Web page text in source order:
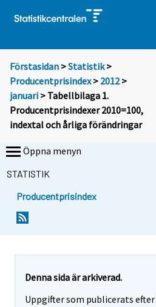
Förstasidan >Statistik >
Producentprisindex> 2012>
januari > Tabellbilaga 1.
Producentprisindexer 2010=100,
indextal och årliga förändringar
Öppna menyn
STATISTIK
Producentprisindex
Denna sida är arkiverad.
Uppgifter som publicerats efter